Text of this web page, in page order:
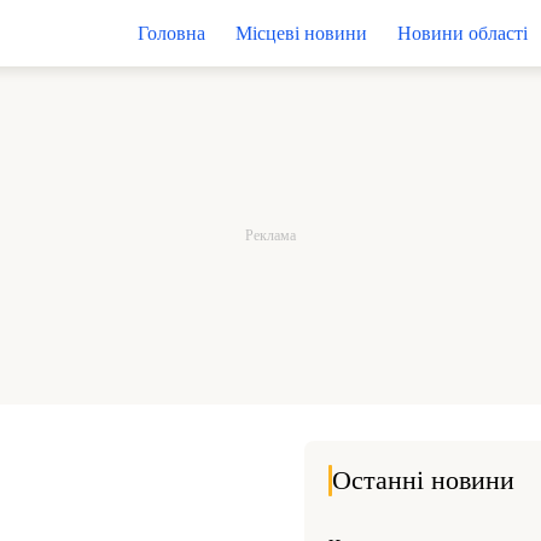
Головна Місцеві новини Новини області
Останні новини